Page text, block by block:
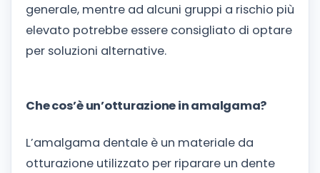
generale, mentre ad alcuni gruppi a rischio più
elevato potrebbe essere consigliato di optare
per soluzioni alternative.
Che cos’è un’otturazione in amalgama?
L’amalgama dentale è un materiale da
otturazione utilizzato per riparare un dente